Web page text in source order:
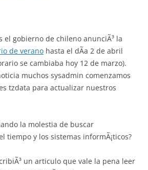
el gobierno de chileno anunciÃ³ la
de verano hasta el dÃ­a 2 de abril
se cambiaba hoy 12 de marzo).
muchos sysadmin comenzamos
tzdata para actualizar nuestros
la molestia de buscar
tiempo y los sistemas informÃ¡ticos?
un articulo que vale la pena leer